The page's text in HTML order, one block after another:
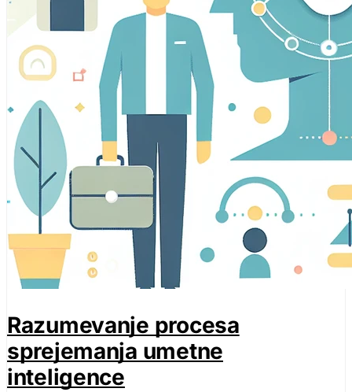
Razumevanje procesa
sprejemanja umetne
inteligence
Ti piškotki nam omogočajo štetje obiskov in virov
naše spletne strani. Pomagajo nam vedeti, katere strani
kako se obiskovalci premikajo po spletni strani.
Trženjski piškotki
Te piškotke lahko na naši spletni strani nastavijo naši
uporabljajo za izgradnjo profila vaših interesov in vam
straneh.
Piškotki za nastavitve
Ti piškotki omogočajo spletni strani, da si zapomni vaše
regija, v kateri se nahajate) in zagotavlja izboljšane, bolj